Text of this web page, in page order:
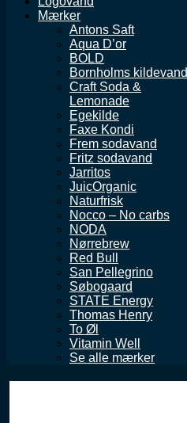
Mærker
Antons Saft
Aqua D’or
BOLD
Bornholms kildevand
Craft Soda &
Lemonade
Egekilde
Faxe Kondi
Frem sodavand
Fritz sodavand
Jarritos
JuicOrganic
Naturfrisk
Nocco – No carbs
NODA
Nørrebrew
Red Bull
San Pellegrino
Søbogaard
STATE Energy
Thomas Henry
To Øl
Vitamin Well
Se alle mærker